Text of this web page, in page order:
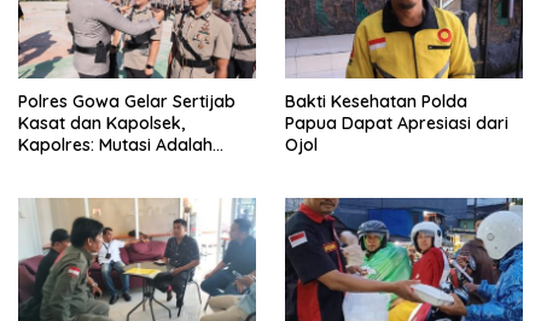
Polres Gowa Gelar Sertijab
Kasat dan Kapolsek,
Kapolres: Mutasi Adalah
Bakti Kesehatan Polda
Papua Dapat Apresiasi dari
Ojol